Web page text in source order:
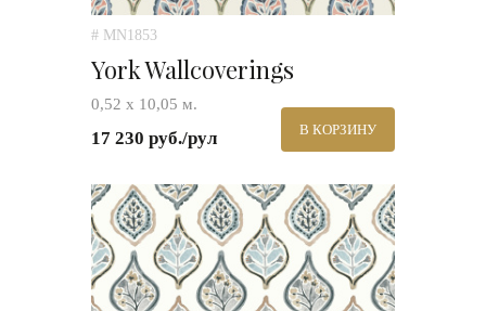
# MN1853
York Wallcoverings
0,52 х 10,05 м.
17 230 руб./рул В КОРЗИНУ